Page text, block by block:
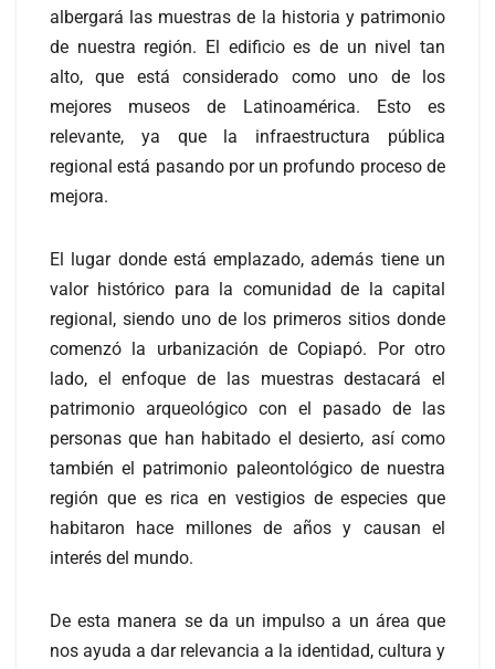
albergará las muestras de la historia y patrimonio
de nuestra región. El edificio es de un nivel tan
alto, que está considerado como uno de los
mejores museos de Latinoamérica. Esto es
relevante, ya que la infraestructura pública
regional está pasando por un profundo proceso de
mejora.
El lugar donde está emplazado, además tiene un
valor histórico para la comunidad de la capital
regional, siendo uno de los primeros sitios donde
comenzó la urbanización de Copiapó. Por otro
lado, el enfoque de las muestras destacará el
patrimonio arqueológico con el pasado de las
personas que han habitado el desierto, así como
también el patrimonio paleontológico de nuestra
región que es rica en vestigios de especies que
habitaron hace millones de años y causan el
interés del mundo.
De esta manera se da un impulso a un área que
nos ayuda a dar relevancia a la identidad, cultura y